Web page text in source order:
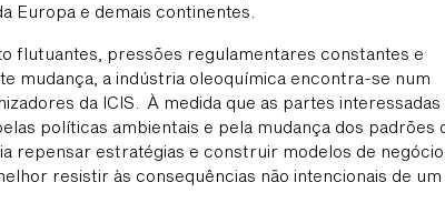
Europa e demais continentes.
flutuantes, pressões regulamentares constantes e
mudança, a indústria oleoquímica encontra-se num
da ICIS. À medida que as partes interessadas
políticas ambientais e pela mudança dos padrões
repensar estratégias e construir modelos de negócio
resistir às consequências não intencionais de um